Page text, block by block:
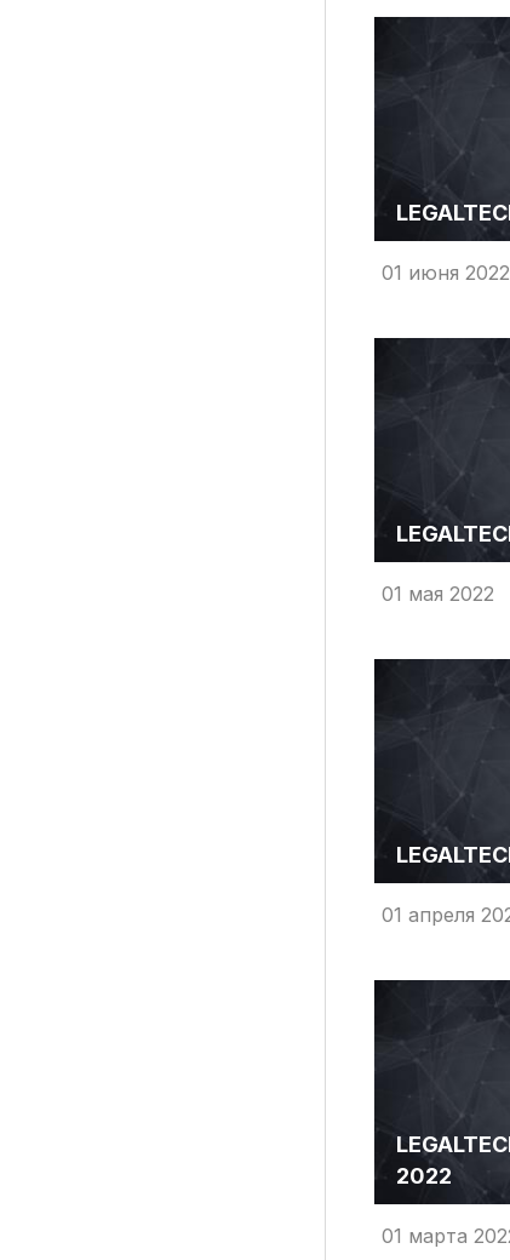
01 июня 2022
01 мая 2022
01 апреля
2022
01 марта